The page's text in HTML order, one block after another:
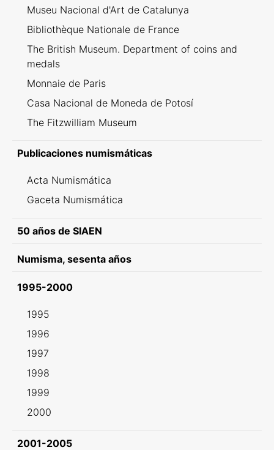
Museu Nacional d'Art de Catalunya
Bibliothèque Nationale de France
The British Museum. Department of coins and
medals
Monnaie de Paris
Casa Nacional de Moneda de Potosí
The Fitzwilliam Museum
Publicaciones numismáticas
Acta Numismática
Gaceta Numismática
50 años de SIAEN
Numisma, sesenta años
1995-2000
1995
1996
1997
1998
1999
2000
2001-2005